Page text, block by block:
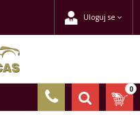
Uloguj se
0